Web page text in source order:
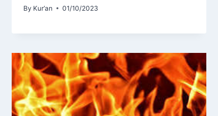
By Kur’an 01/10/2023